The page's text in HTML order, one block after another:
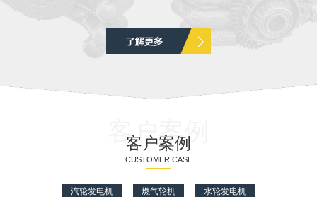
客户案例
客户案例
CUSTOMER CASE
汽轮发电机 燃气轮机 水轮发电机